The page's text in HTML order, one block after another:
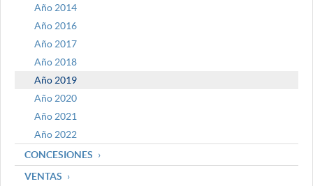
Año 2014
Año 2016
Año 2017
Año 2018
Año 2019
Año 2020
Año 2021
Año 2022
CONCESIONES
VENTAS